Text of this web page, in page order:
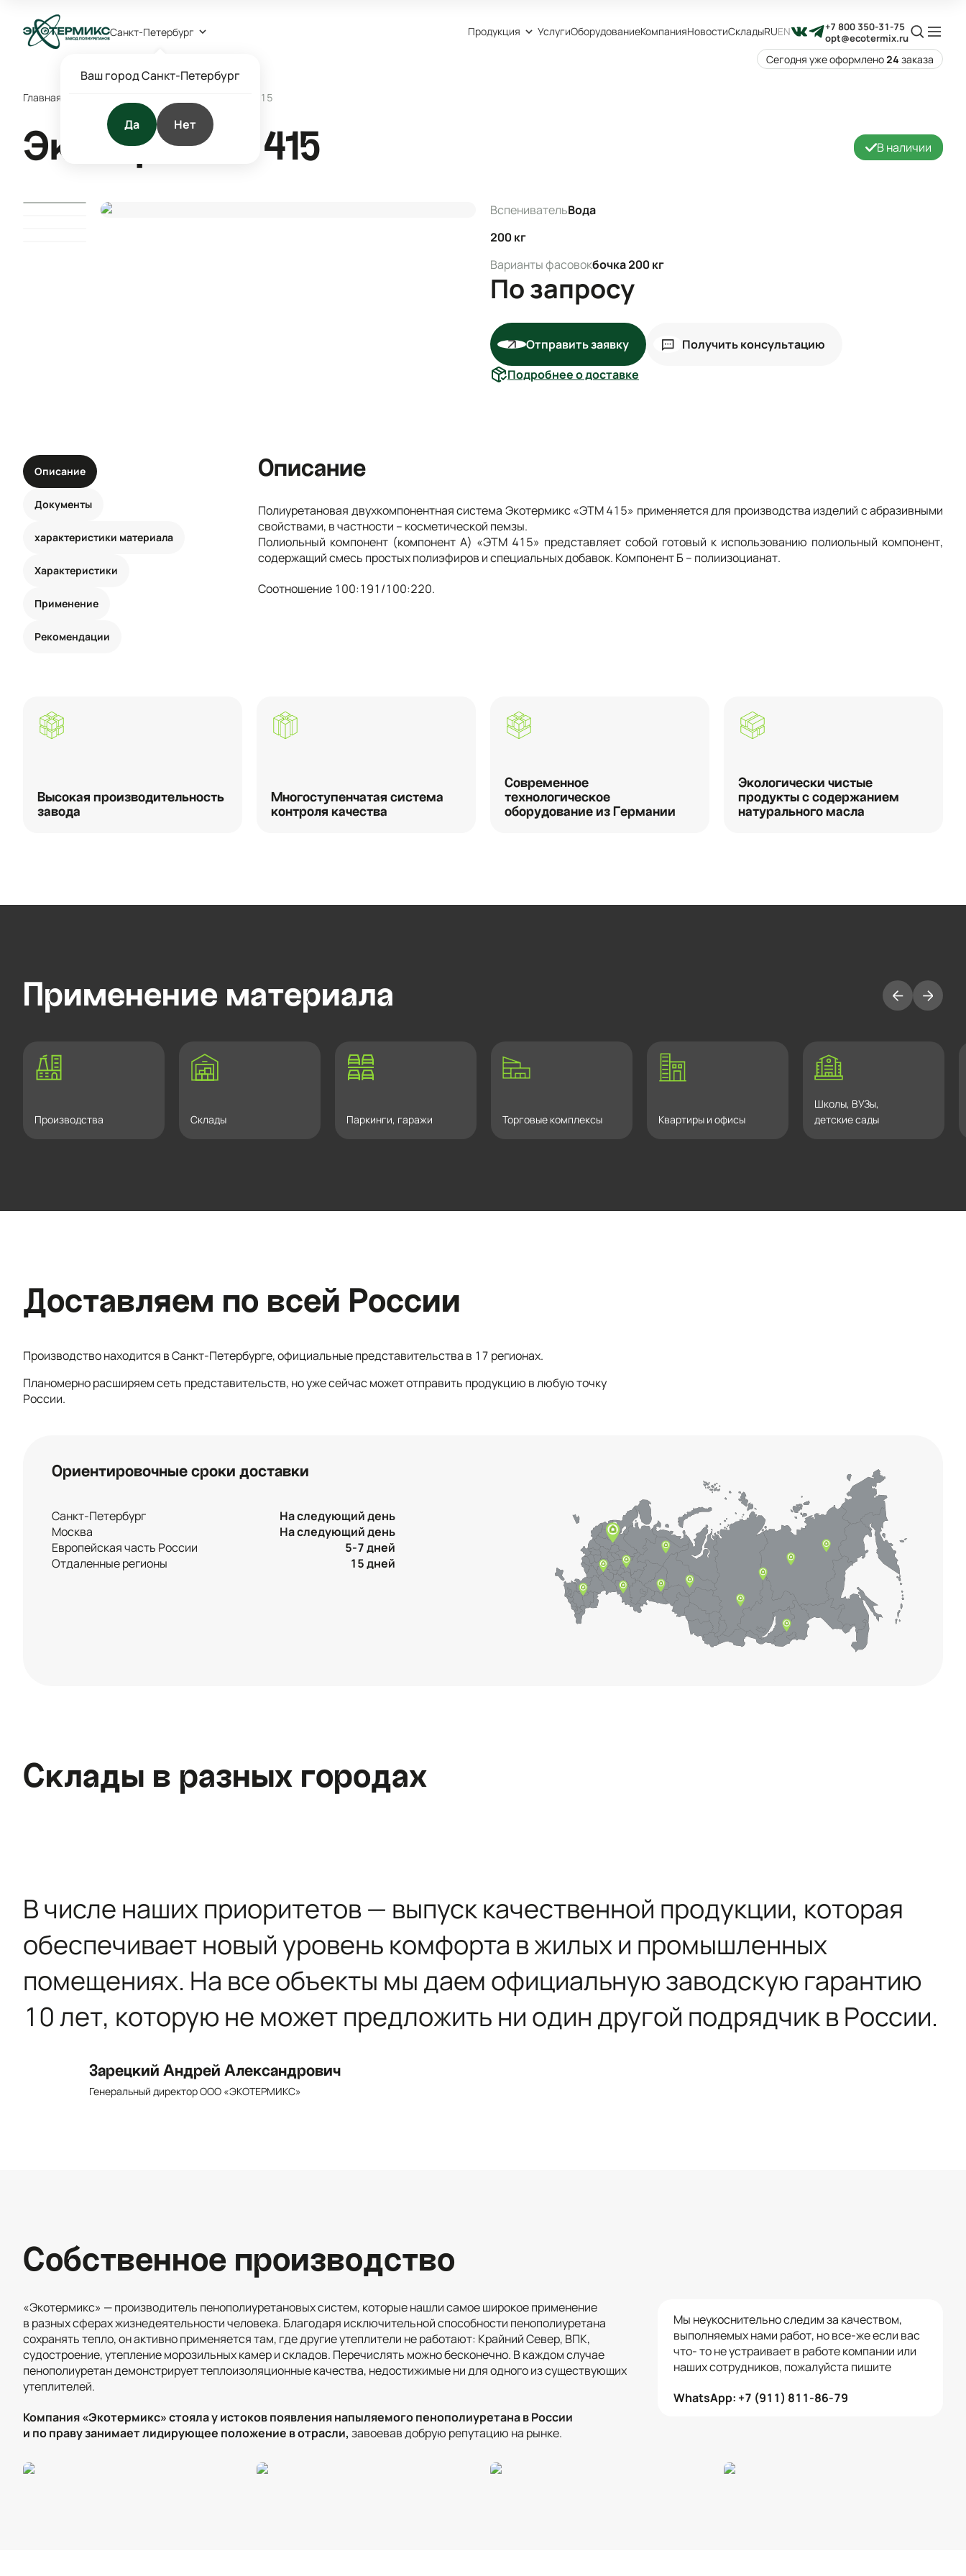
Санкт-Петербург Продукция УслугиОборудованиеКомпанияНовостиСкладыRUEN
+7 800 350-31-75
opt@ecotermix.ru
Сегодня уже оформлено 24 заказа
Главная Экотермикс 415
Экотермикс 415 В наличии
ВспенивательВода
200 кг
Варианты фасовокбочка 200 кг
По запросу
Отправить заявку
Получить консультацию
Подробнее о доставке
Описание
Документы
характеристики материала
Характеристики
Применение
Рекомендации
Описание
Полиуретановая двухкомпонентная система Экотермикс «ЭТМ 415» применяется для производства изделий с абразивными
свойствами, в частности – косметической пемзы.
Полиольный компонент (компонент А) «ЭТМ 415» представляет собой готовый к использованию полиольный компонент,
содержащий смесь простых полиэфиров и специальных добавок. Компонент Б – полиизоцианат.
Соотношение 100:191/100:220.
Высокая производительность
завода
Многоступенчатая система
контроля качества
Современное
технологическое
оборудование из Германии
Экологически чистые
продукты с содержанием
натурального масла
Применение материала
Производства Склады Паркинги, гаражи Торговые комплексы Квартиры и офисы
Школы, ВУЗы,
детские сады
Доставляем по всей России
Производство находится в Санкт-Петербурге, официальные представительства в 17 регионах.
Планомерно расширяем сеть представительств, но уже сейчас может отправить продукцию в любую точку
России.
Ориентировочные сроки доставки
Санкт-Петербург
На следующий день
Москва
На следующий день
Европейская часть России
5-7 дней
Отдаленные регионы
15 дней
Склады в разных городах
opt@ecotermix.ru
В числе наших приоритетов — выпуск качественной продукции, которая
обеспечивает новый уровень комфорта в жилых и промышленных
помещениях. На все объекты мы даем официальную заводскую гарантию
10 лет, которую не может предложить ни один другой подрядчик в России.
Зарецкий Андрей Александрович
Генеральный директор ООО «ЭКОТЕРМИКС»
Собственное производство
«Экотермикс» — производитель пенополиуретановых систем, которые нашли самое широкое применение
в разных сферах жизнедеятельности человека. Благодаря исключительной способности пенополиуретана
сохранять тепло, он активно применяется там, где другие утеплители не работают: Крайний Север, ВПК,
судостроение, утепление морозильных камер и складов. Перечислять можно бесконечно. В каждом случае
пенополиуретан демонстрирует теплоизоляционные качества, недостижимые ни для одного из существующих
утеплителей.
Компания «Экотермикс» стояла у истоков появления напыляемого пенополиуретана в России
и по праву занимает лидирующее положение в отрасли, завоевав добрую репутацию на рынке.
Мы неукоснительно следим за качеством,
выполняемых нами работ, но все-же если вас
что- то не устраивает в работе компании или
наших сотрудников, пожалуйста пишите
WhatsApp: +7 (911) 811-86-79
Ваш город Санкт-Петербург
Да Нет